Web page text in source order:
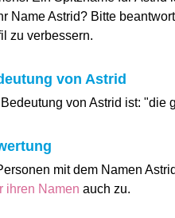
Name Astrid? Bitte
zu verbessern.
von Astrid
von Astrid ist: "die
mit dem Namen
ihren Namen auch zu.